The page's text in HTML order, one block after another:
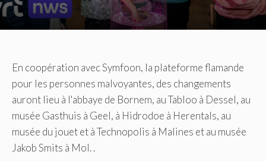
En coopération avec Symfoon, la plateforme flamande
pour les personnes malvoyantes, des changements
auront lieu à l'abbaye de Bornem, au Tabloo à Dessel, au
musée Gasthuis à Geel, à Hidrodoe à Herentals, au
musée du jouet et à Technopolis à Malines et au musée
Jakob Smits à Mol. .